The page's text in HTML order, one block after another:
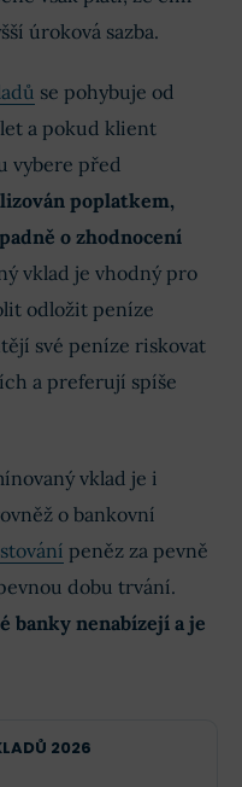
úroková sazba.
se pohybuje od
a pokud klient
vybere před
poplatkem,
o zhodnocení
vklad je vhodný pro
odložit peníze
své peníze riskovat
a preferují spíše
vklad je i
o bankovní
peněz za pevně
dobu trvání.
banky nenabízejí a je
2026